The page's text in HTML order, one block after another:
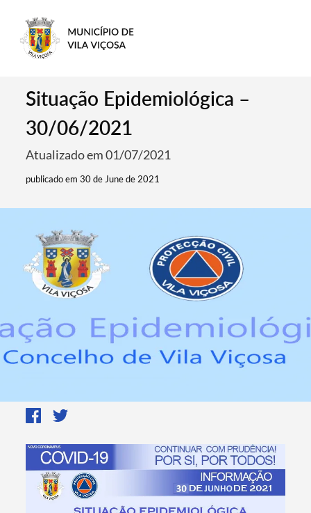
Situação Epidemiológica –
30/06/2021
Atualizado em 01/07/2021
publicado em 30 de June de 2021